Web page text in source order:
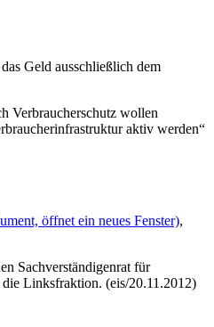
Geld ausschließlich dem
Verbraucherschutz wollen
aktiv werden“
öffnet ein neues Fenster),
Sachverständigenrat für
Linksfraktion. (eis/20.11.2012)